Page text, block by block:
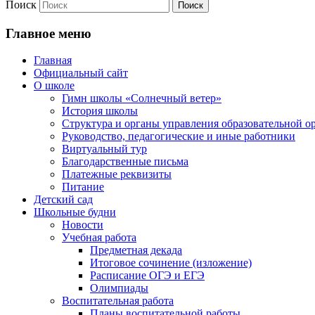
Поиск
Главное меню
Главная
Официальный сайт
О школе
Гимн школы «Солнечный ветер»
История школы
Структура и органы управления образовательной
Руководство, педагогические и иные работники
Виртуальный тур
Благодарственные письма
Платежные реквизиты
Питание
Детский сад
Школьные будни
Новости
Учебная работа
Предметная декада
Итоговое сочинение (изложение)
Расписание ОГЭ и ЕГЭ
Олимпиады
Воспитательная работа